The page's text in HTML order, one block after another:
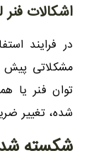
اشکالات فنر
در فرایند
مشکلاتی پیش
توان فنر یا
شده، تغییر
شکسته